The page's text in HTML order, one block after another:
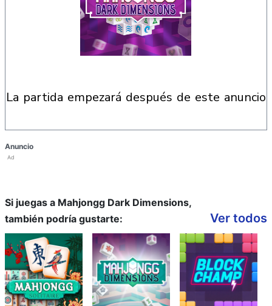
la partida empezará después de este anuncio
Anuncio
Ad
Si juegas a Mahjongg Dark Dimensions,
también podría gustarte:
Ver todos